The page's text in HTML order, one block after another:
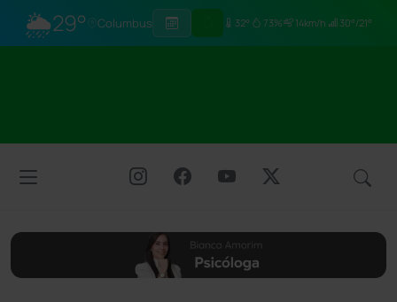
🌦29° Columbus 32° 73% 14km/h 30°/21°